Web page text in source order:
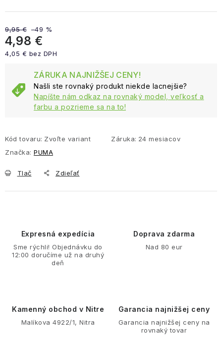
9,95 € –49 %
4,98 €
4,05 € bez DPH
ZÁRUKA NAJNIŽŠEJ CENY!
Našli ste rovnaký produkt niekde lacnejšie?
Napíšte nám odkaz na rovnaký model, veľkosť a
farbu a pozrieme sa na to!
Kód tovaru: Zvoľte variant Záruka: 24 mesiacov
Značka: PUMA
Tlač Zdieľať
Expresná expedícia
Sme rýchli! Objednávku do
12:00 doručíme už na druhý
deň
Doprava zdarma
Nad 80 eur
Kamenný obchod v Nitre
Malíkova 4922/1, Nitra
Garancia najnižšej ceny
Garancia najnižšej ceny na
rovnaký tovar